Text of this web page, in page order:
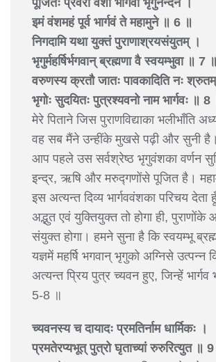
इमं वंशमहं पूर्व भार्गवं ते महामुने ॥ 6 ॥
निगदामि यथा युक्तं पुराणाश्रयसंयुतम् ।
भृगुर्महर्षिर्भगवान् ब्रह्मणा वै स्वयम्भुवा ॥ 7 ॥
वरुणस्य क्रतौ जातः पावकादिति नः
भृगोः सुदयितः पुत्रश्यवनो नाम भार्गवः ॥ 8
मेरे पिताने जिस पुराणविद्याका भलीभाँति
वह सब मैंने उन्हींके मुखसे पढ़ी और सुनी
आप पहले उस सर्वश्रेष्ठ भृगुवंशका वर्णन
इन्द्र, ऋषि और मरुद्गणोंसे पूजित है।
इस अत्यन्त दिव्य भार्गववंशका परिचय
अद्भुत एवं युक्तियुक्त तो होगा ही,
संयुक्त होगा। हमने सुना है कि स्वयम्भू
यज्ञमें महर्षि भगवान् भृगुको अग्निसे उत्पन्न
अत्यन्त प्रिय पुत्र च्यवन हुए, जिन्हें
5-8 ॥
च्यवनस्य च दायादः प्रमतिर्नाम धार्मिकः ।
प्रमतेरप्यभूत् पुत्रो घृताच्यां रुरुरित्युत ॥